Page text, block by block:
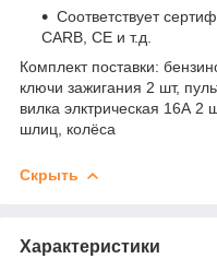
Соответствует
CARB, CE и т.д.
Комплект поставки:
ключи зажигания 2 шт,
вилка элктрическая 16А 2
шлиц, колёса
Скрыть
Характеристики